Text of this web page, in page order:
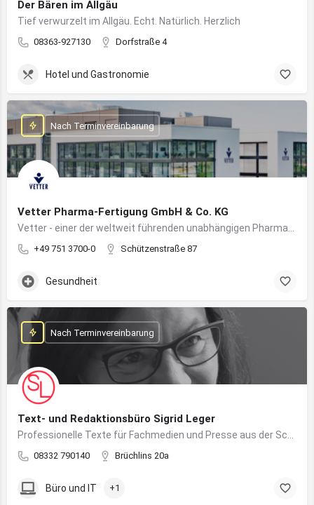
Der Bären im Allgäu
Tief verwurzelt im Allgäu. Echt. Natürlich. Herzlich
08363-927130 Dorfstraße 4
Hotel und Gastronomie
Vetter Pharma-Fertigung GmbH & Co. KG
+49 751 3700-0 Schützenstraße 87
Nach Terminvereinbarung
Gesundheit
Text- und Redaktionsbüro Sigrid Leger
08332 790140 Brüchlins 20a
Nach Terminvereinbarung
Büro und IT +1